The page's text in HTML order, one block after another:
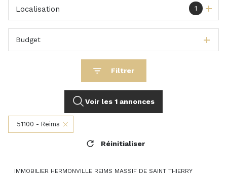
1
Localisation
Budget
Filtrer
Voir les 1 annonces
51100 - Reims
Réinitialiser
IMMOBILIER HERMONVILLE REIMS MASSIF DE SAINT THIERRY